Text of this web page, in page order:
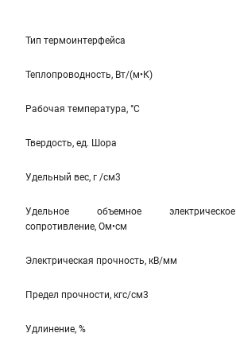
Тип термоинтерфейса
Теплопроводность, Вт/(м•К)
Рабочая температура, °C
Твердость, ед. Шора
Удельный вес, г /см3
Удельное объемное электрическое
сопротивление, Ом•см
Электрическая прочность, кВ/мм
Предел прочности, кгс/см3
Удлинение, %